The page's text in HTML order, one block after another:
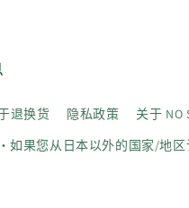
退换货 隐私政策
关于 NO
・如果您从日本以外的国家/地区